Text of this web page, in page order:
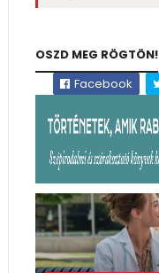
OSZD MEG RÖGTÖN!
Facebook